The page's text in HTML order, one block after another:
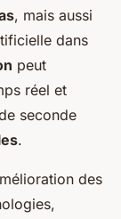
, mais aussi
dans
peut
réel et
seconde
.
des